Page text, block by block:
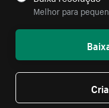
Melhor para